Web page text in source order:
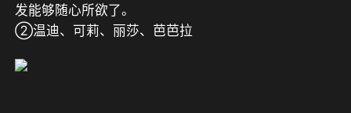
发能够随心所欲了。
②温迪、可莉、丽莎、芭芭拉